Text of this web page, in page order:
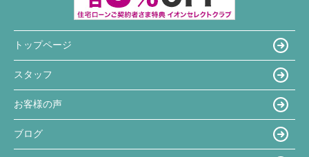
トップページ
スタッフ
お客様の声
ブログ